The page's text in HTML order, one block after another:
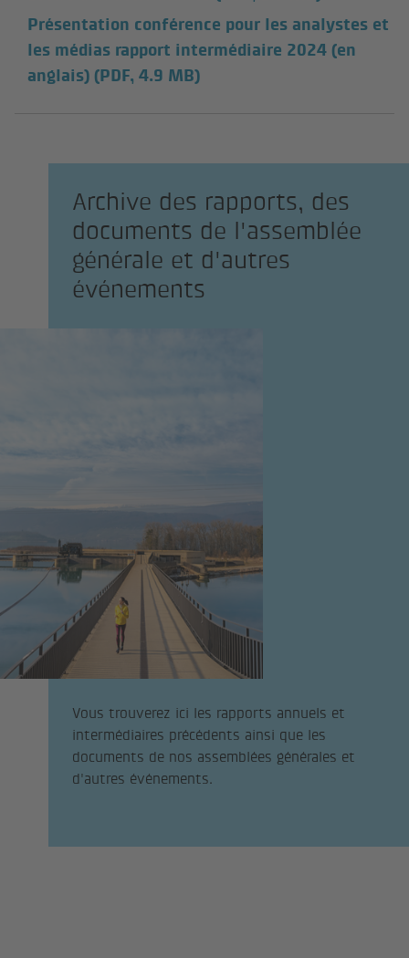
Présentation conférence pour les analystes et
les médias rapport intermédiaire 2024 (en
anglais) (PDF, 4.9 MB)
Archive des rapports, des
documents de l'assemblée
générale et d'autres
événements
Vous trouverez ici les rapports annuels et
intermédiaires précédents ainsi que les
documents de nos assemblées générales et
d'autres événements.